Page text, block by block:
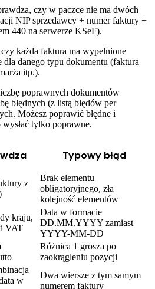
czy w paczce nie ma dwóch
NIP sprzedawcy + numer faktury +
440 na serwerze KSeF).
każda faktura ma wypełnione
danego typu dokumentu (faktura
itp.).
poprawnych dokumentów
błędnych (z listą błędów per
Możesz poprawić błędne i
tylko poprawne.
Typowy błąd
z
Brak elementu
obligatoryjnego, zła
kolejność elementów
kraju,
VAT
Data w formacie
DD.MM.YYYY zamiast
YYYY-MM-DD
Różnica 1 grosza po
zaokrągleniu pozycji
w
Dwa wiersze z tym samym
numerem faktury